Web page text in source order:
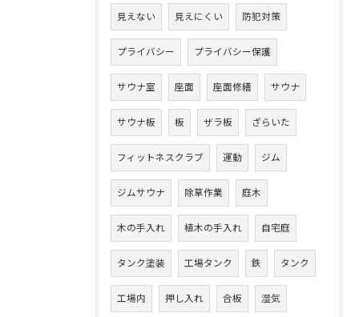
見えない 見えにくい 防犯対策
プライバシー プライバシー保護
サウナ室 座面 座面修繕 サウナ
サウナ板 板 ザラ板 ざらいた
フィットネスクラブ 運動 ジム
ジムサウナ 除草作業 庭木
木の手入れ 植木の手入れ 自宅庭
タンク塗装 工場タンク 鉄 タンク
工場内 押し入れ 合板 湿気